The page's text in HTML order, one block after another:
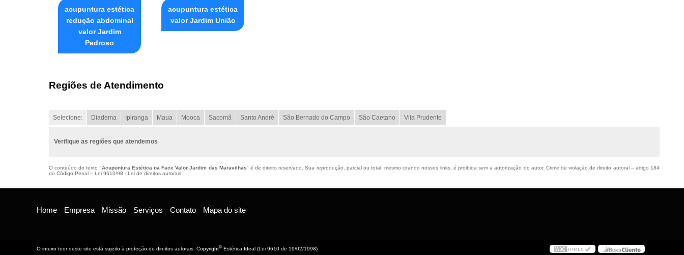
acupuntura estética
redução abdominal
valor Jardim
Pedroso
acupuntura estética
valor Jardim União
Regiões de Atendimento
Selecione: Diadema Ipiranga Maua Mooca Sacomã Santo André São Bernado do Campo São Caetano Vila Prudente
Verifique as regiões que atendemos
O conteúdo do texto "Acupuntura Estética na Face Valor Jardim das Maravilhas" é de direito reservado. Sua reprodução, parcial ou total, mesmo citando nossos links, é proibida sem a autorização do autor. Crime de violação de direito autoral – artigo 184
do Código Penal – Lei 9610/98 - Lei de direitos autorais
Home Empresa Missão Serviços Contato Mapa do site
O inteiro teor deste site está sujeito à proteção de direitos autorais. Copyright© Estética Ideal (Lei 9610 de 19/02/1998)